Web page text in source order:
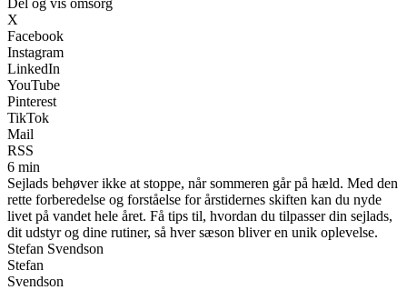
X
Facebook
Instagram
LinkedIn
YouTube
Pinterest
TikTok
Mail
RSS
6 min
Sejlads behøver ikke at stoppe, når sommeren går på hæld. Med den
rette forberedelse og forståelse for årstidernes skiften kan du nyde
livet på vandet hele året. Få tips til, hvordan du tilpasser din sejlads,
dit udstyr og dine rutiner, så hver sæson bliver en unik oplevelse.
Stefan Svendson
Stefan
Svendson